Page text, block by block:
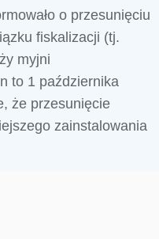
o przesunięciu
fiskalizacji (tj.
myjni
to 1 października
że przesunięcie
zainstalowania